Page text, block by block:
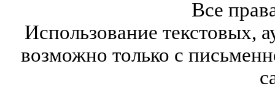
Все
Использование текстовых,
возможно только с